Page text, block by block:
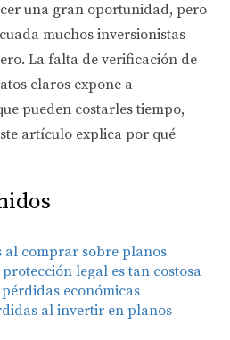
una gran oportunidad, pero
muchos inversionistas
La falta de verificación de
claros expone a
pueden costarles tiempo,
artículo explica por qué
al comprar sobre planos
legal es tan costosa
pérdidas económicas
al invertir en planos